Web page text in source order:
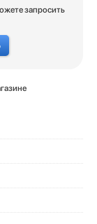
запросить